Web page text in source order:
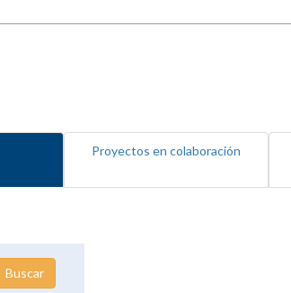
Proyectos en colaboración